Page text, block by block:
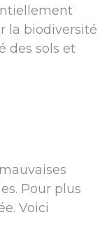
la biodiversité
des sols et
Pour plus
Voici